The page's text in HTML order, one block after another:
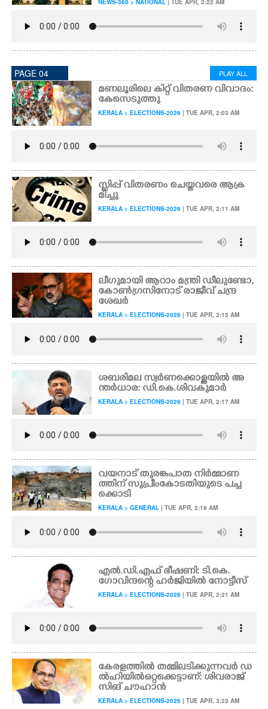
NEWS-360 > NATIONAL | TUE APR, 2:22 AM
PAGE 04 PLAY ALL
മണലൂരിലെ കിറ്റ് വിതരണ വിവാദം:
കേസെടുത്തു
KERALA > ELECTIONS-2026 | TUE APR, 2:03 AM
സ്ലിപ്പ് വിതരണം ചെയ്തവരെ ആക്ര
മിച്ചു
KERALA > ELECTIONS-2026 | TUE APR, 2:11 AM
ലീഗുമായി ആറാം മന്ത്രി ഡീലുണ്ടോ,
കോൺഗ്രസിനോട് രാജീവ് ചന്ദ്ര
ശേഖർ
KERALA > ELECTIONS-2026 | TUE APR, 2:15 AM
ശബരിമല സ്വർണക്കൊള്ളയിൽ അ
ന്തർധാര: ഡി.കെ.ശിവകുമാർ
KERALA > ELECTIONS-2026 | TUE APR, 2:17 AM
വയനാട് തുരങ്കപാത നി‌ർമ്മാണ
ത്തിന് സുപ്രീംകോടതിയുടെ പച്ച
ക്കൊടി
KERALA > GENERAL | TUE APR, 2:19 AM
എൽ.ഡി.എഫ് ഭീഷണി: ടി.കെ.
ഗോവിന്ദന്റെ ഹർജിയിൽ നോട്ടീസ്
KERALA > ELECTIONS-2026 | TUE APR, 2:21 AM
കേരളത്തിൽ തമ്മിലടിക്കുന്നവർ ഡ
ൽഹിയിൽ ഒറ്റക്കെട്ടാണ്: ശിവരാജ്
സിങ് ചൗഹാൻ
KERALA > ELECTIONS-2026 | TUE APR, 3:23 AM